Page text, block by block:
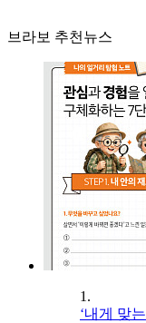
브라보 추천뉴스
1.
‘내게 맞